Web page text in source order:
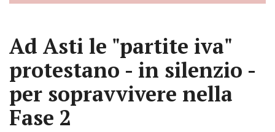
Ad Asti le "partite iva"
protestano - in silenzio -
per sopravvivere nella
Fase 2